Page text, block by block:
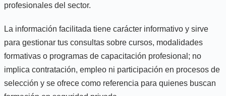
profesionales del sector.
La información facilitada tiene carácter informativo y sirve
para gestionar tus consultas sobre cursos, modalidades
formativas o programas de capacitación profesional; no
implica contratación, empleo ni participación en procesos de
selección y se ofrece como referencia para quienes buscan